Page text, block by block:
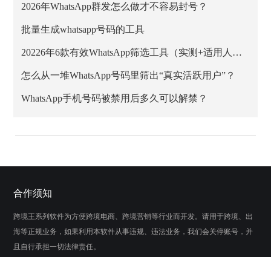
2026年WhatsApp群发怎么做才不容易封号？
批量生成whatsapp号码的工具
20226年6款有效WhatsApp筛选工具（实测+适用人群）
怎么从一堆WhatsApp号码里筛出“真实活跃用户”？
WhatsApp手机号码被禁用后多久可以解禁？
合作须知
跨境王系列软件为方便跨境电商、跨境营销等行业而开发。请用于跨境、出
海等正规业务，如果利用本软件从事违规、违法业务，我们会关停账号，并
且自行承担一切法律责任。